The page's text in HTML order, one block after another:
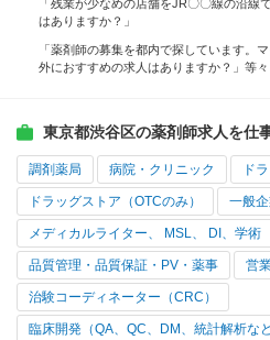
「残業が少なめの店舗をJR〇〇線の沿線
はありますか？」
「薬剤師の募集を都内で探しています。
外におすすめの求人はありますか？」等々
東京都渋谷区の薬剤師求人を仕
調剤薬局 病院・クリニック ド
ドラッグストア（OTCのみ） 一般
メディカルライター、 MSL、 DI、学術
品質管理・品質保証・PV・薬事 営
治験コーディネーター（CRC）
臨床開発（QA、QC、DM、統計解析など